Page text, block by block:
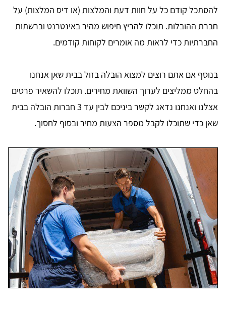
להסתכל קודם כל על חוות דעת והמלצות (או דיס המלצות) על
חברת ההובלות. תוכלו להריץ חיפוש מהיר באינטרנט וברשתות
החברתיות כדי לראות מה אומרים לקוחות קודמים.
בנוסף אם אתם רוצים למצוא הובלה בזול בבית שאן אנחנו
בהחלט ממליצים לערוך השוואת מחירים. תוכלו להשאיר פרטים
אצלנו ואנחנו נדאג לקשר ביניכם לבין עד 3 חברות הובלה בבית
שאן כדי שתוכלו לקבל מספר הצעות מחיר ובסוף לחסוך.